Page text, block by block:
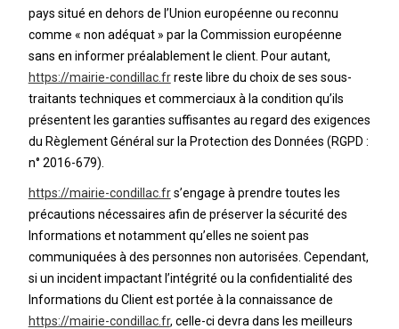
pays situé en dehors de l’Union européenne ou reconnu
comme « non adéquat » par la Commission européenne
sans en informer préalablement le client. Pour autant,
https://mairie-condillac.frreste libre du choix de ses sous-
traitants techniques et commerciaux à la condition qu’ils
présentent les garanties suffisantes au regard des exigences
du Règlement Général sur la Protection des Données (RGPD :
n° 2016-679).
https://mairie-condillac.frs’engage à prendre toutes les
précautions nécessaires afin de préserver la sécurité des
Informations et notamment qu’elles ne soient pas
communiquées à des personnes non autorisées. Cependant,
si un incident impactant l’intégrité ou la confidentialité des
Informations du Client est portée à la connaissance de
https://mairie-condillac.fr, celle-ci devra dans les meilleurs